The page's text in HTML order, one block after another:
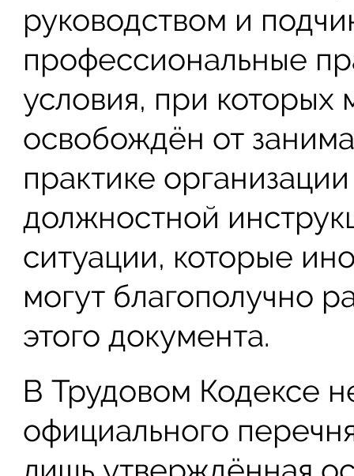
руководством и
профессиональные
условия, при
освобождён от
практике
должностной
ситуации, которые
могут благополучно
этого документа.
В Трудовом Кодексе
официального